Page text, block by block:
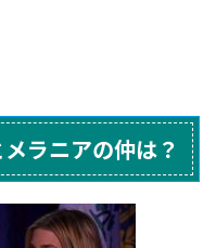
ラニアの仲は？